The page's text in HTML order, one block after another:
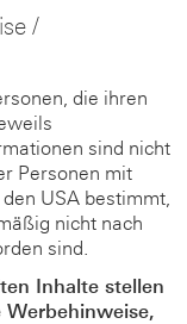
/
die ihren
sind nicht
Personen mit
USA bestimmt,
nicht nach
sind.
Inhalte stellen